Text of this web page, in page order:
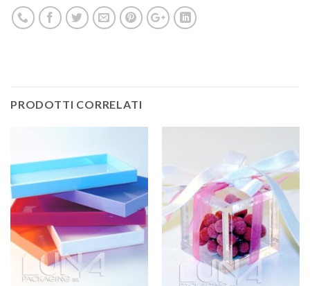
PRODOTTI CORRELATI